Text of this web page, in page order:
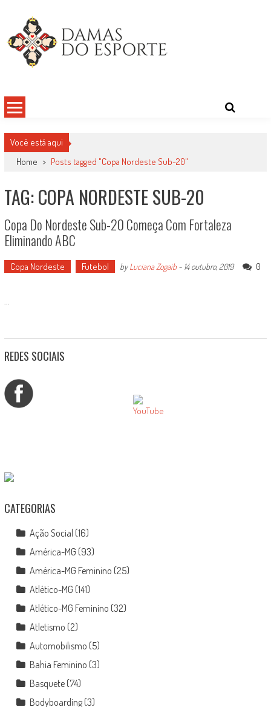
content
Você está aqui
Home > Posts tagged "Copa Nordeste Sub-20"
TAG: COPA NORDESTE SUB-20
Copa Do Nordeste Sub-20 Começa Com Fortaleza
Eliminando ABC
Copa Nordeste Futebol byLuciana Zogaib- 14 outubro, 2019 0
...
REDES SOCIAIS
CATEGORIAS
Ação Social (16)
América-MG (93)
América-MG Feminino (25)
Atlético-MG (141)
Atlético-MG Feminino (32)
Atletismo (2)
Automobilismo (5)
Bahia Feminino (3)
Basquete(74)
Bodyboarding(3)